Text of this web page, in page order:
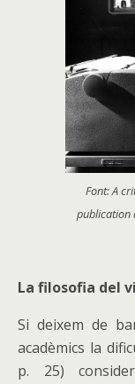
Font: A
publication
La filosofia del
Si deixem de
acadèmics la
p. 25)